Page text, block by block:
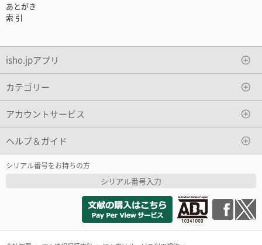
あとがき
索 引
isho.jpアプリ
カテゴリー
アカウントサービス
ヘルプ＆ガイド
シリアル番号をお持ちの方
シリアル番号入力